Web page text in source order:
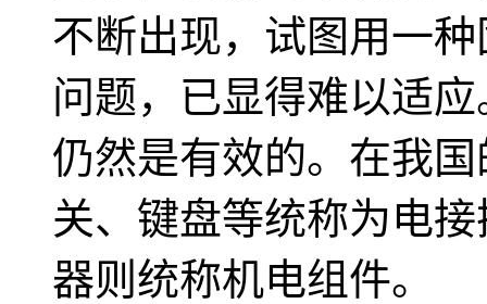
不断出现，试图用一
问题，已显得难以适
仍然是有效的。在我
关、键盘等统称为电
器则统称机电组件。